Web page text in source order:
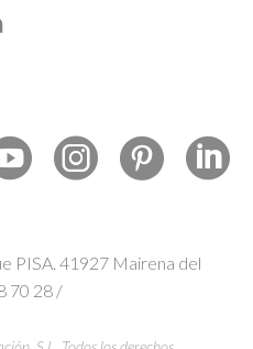
PISA. 41927 Mairena del
70 28 /